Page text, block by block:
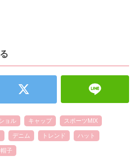
ョル キャップ スポーツMIX
デニム トレンド ハット
帽子